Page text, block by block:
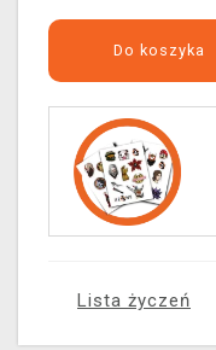
Do koszyka
Lista życzeń